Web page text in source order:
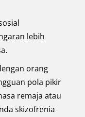
lebih
orang
pola pikir
remaja atau
skizofrenia